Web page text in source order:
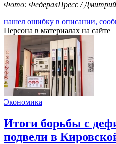
Фото: ФедералПресс /
нашел ошибку в описании,
Персона в материалах на сайте
Экономика
Итоги борьбы с
подвели в